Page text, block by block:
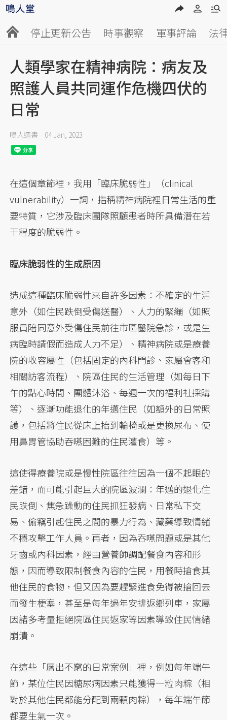
停止更新公告 時事觀察 軍事評論 法
人類學家在精神病院：病友及
照護人員共同運作危機四伏的
日常
鳴人選書 04 Jan, 2023
在這個章節裡，我用「臨床脆弱性」（clinical
vulnerability）一詞，指稱精神病院裡日常生活的重
要特質，它涉及臨床團隊照顧患者時所具備潛在若
干程度的脆弱性。
臨床脆弱性的生成原因
造成這種臨床脆弱性來自許多因素：不確定的生活
意外（如住民跌倒受傷送醫）、人力的緊繃（如照
服員陪同意外受傷住民前往市區醫院急診，或是生
病臨時請假而造成人力不足）、精神病院或是療養
院的收容屬性（包括固定的內科門診、家屬會客和
相關訪客流程）、院區住民的生活管理（如每日下
午的點心時間、團體沐浴、每週一次的福利社採購
等）、逐漸功能退化的年邁住民（如額外的日常照
護，包括將住民從床上抬到輪椅或是更換尿布、使
用鼻胃管協助吞嚥困難的住民灌食）等。
這使得療養院或是慢性院區往往因為一個不起眼的
差錯，而可能引起巨大的院區波瀾：年邁的退化住
民跌倒、焦急躁動的住民抓狂發病、日常私下交
易、偷竊引起住民之間的暴力行為、藏藥導致情緒
不穩攻擊工作人員。再者，因為吞嚥問題或是其他
牙齒或內科因素，經由營養師調配餐食內容和形
態，因而導致限制餐食內容的住民，用餐時搶食其
他住民的食物，但又因為要趕緊進食免得被搶回去
而發生梗塞，甚至是每年過年安排返鄉列車，家屬
因諸多考量拒絕院區住民返家等因素導致住民情緒
崩潰。
在這些「層出不窮的日常案例」裡，例如每年端午
節，某位住民因糖尿病因素只能獲得一粒肉粽（相
對於其他住民都能分配到兩顆肉粽），每年端午節
都要生氣一次。